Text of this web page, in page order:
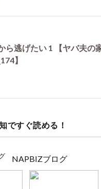
ら逃げたい 1 【ヤバ夫の
】
ですぐ読める！
NAPBIZブログ